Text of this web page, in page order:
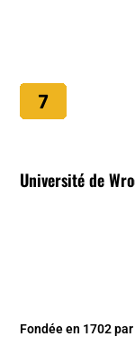
Université de
Fondée en 1702